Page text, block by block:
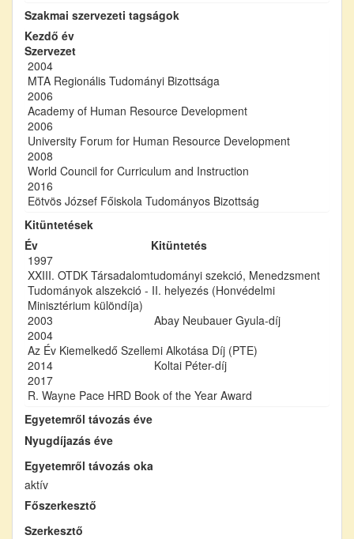
Szakmai szervezeti tagságok
Kezdő év
Szervezet
2004
MTA Regionális Tudományi Bizottsága
2006
Academy of Human Resource Development
2006
University Forum for Human Resource Development
2008
World Council for Curriculum and Instruction
2016
Eötvös József Főiskola Tudományos Bizottság
Kitüntetések
Év
Kitüntetés
1997
XXIII. OTDK Társadalomtudományi szekció, Menedzsment
Tudományok alszekció - II. helyezés (Honvédelmi
Minisztérium különdíja)
2003
Abay Neubauer Gyula-díj
2004
Az Év Kiemelkedő Szellemi Alkotása Díj (PTE)
2014
Koltai Péter-díj
2017
R. Wayne Pace HRD Book of the Year Award
Egyetemről távozás éve
Nyugdíjazás éve
Egyetemről távozás oka
aktív
Főszerkesztő
Szerkesztő